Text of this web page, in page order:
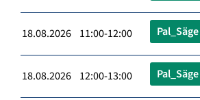
18.08.2026 11:00-12:00 Pal_Säge
18.08.2026 12:00-13:00 Pal_Säge